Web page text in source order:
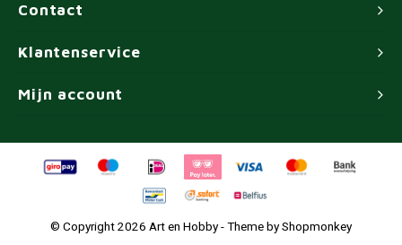
Contact
Klantenservice
Mijn account
© Copyright 2026 Art en Hobby - Theme byShopmonkey